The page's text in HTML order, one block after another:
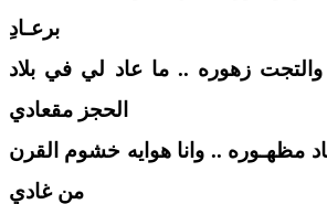
برعـادِ
زهوره .. ما عاد لي في بلاد
الحجز مقعادي
مظهـوره .. وانا هوايه خشوم القرن
من غادي